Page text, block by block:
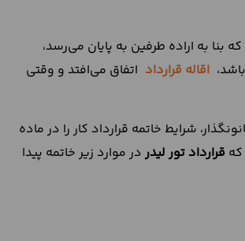
بنا به اراده طرفین به پایان می‌رسد،
اقاله قرارداد اتفاق می‌افتد و وقتی
شرایط خاتمه قرارداد کار را در ماده
قرارداد تور لیدر در موارد زیر خاتمه پیدا